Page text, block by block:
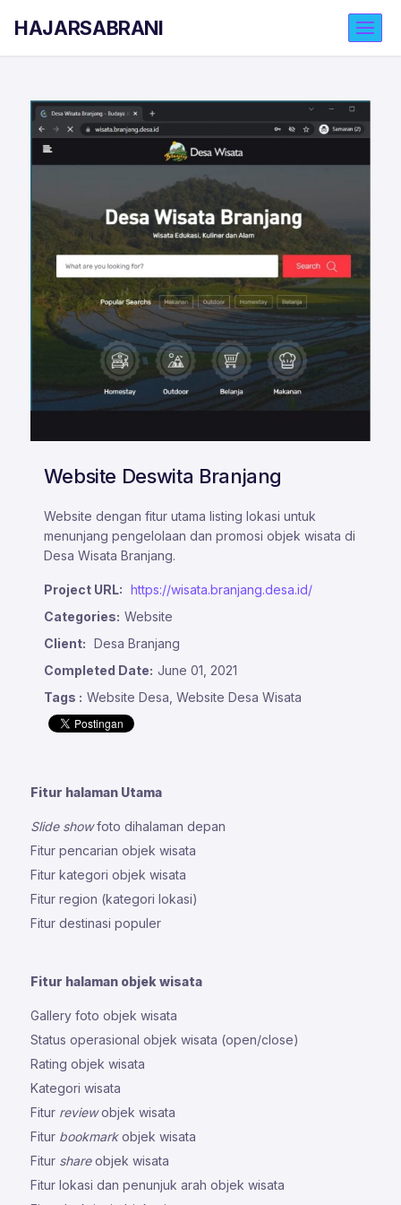
HAJARSABRANI
Website Deswita Branjang
Website dengan fitur utama listing lokasi untuk
menunjang pengelolaan dan promosi objek wisata di
Desa Wisata Branjang.
Project URL: https://wisata.branjang.desa.id/
Categories: Website
Client: Desa Branjang
Completed Date: June 01, 2021
Tags : Website Desa, Website Desa Wisata
Fitur halaman Utama
Slide showfoto dihalaman depan
Fitur pencarian objek wisata
Fitur kategori objek wisata
Fitur region (kategori lokasi)
Fitur destinasi populer
Fitur halaman objek wisata
Gallery foto objek wisata
Status operasional objek wisata (open/close)
Rating objek wisata
Kategori wisata
Fitur reviewobjek wisata
Fitur bookmarkobjek wisata
Fitur shareobjek wisata
Fitur lokasi dan penunjuk arah objek wisata